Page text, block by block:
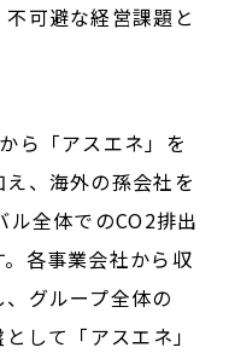
可避な経営課題と
ら「アスエネ」を
、海外の孫会社を
全体でのCO2排出
各事業会社から収
グループ全体の
して「アスエネ」